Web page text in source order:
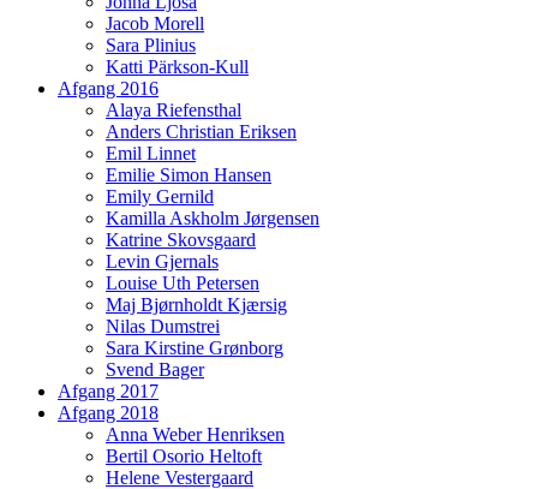
Jacob Morell
Sara Plinius
Katti Pärkson-Kull
Afgang 2016
Alaya Riefensthal
Anders Christian Eriksen
Emil Linnet
Emilie Simon Hansen
Emily Gernild
Kamilla Askholm Jørgensen
Katrine Skovsgaard
Levin Gjernals
Louise Uth Petersen
Maj Bjørnholdt Kjærsig
Nilas Dumstrei
Sara Kirstine Grønborg
Svend Bager
Afgang 2017
Afgang 2018
Anna Weber Henriksen
Bertil Osorio Heltoft
Helene Vestergaard